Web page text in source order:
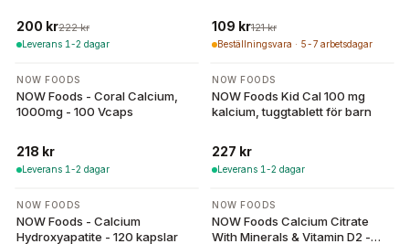
200 kr222 kr
Leverans 1-2 dagar
109 kr121 kr
Beställningsvara · 5-7 arbetsdagar
NOW FOODS
NOW Foods - Coral Calcium,
1000mg - 100 Vcaps
218 kr
Leverans 1-2 dagar
NOW FOODS
NOW Foods Kid Cal 100 mg
kalcium, tuggtablett för barn
227 kr
Leverans 1-2 dagar
NOW FOODS
NOW Foods - Calcium
Hydroxyapatite - 120 kapslar
NOW FOODS
NOW Foods Calcium Citrate
With Minerals & Vitamin D2 -